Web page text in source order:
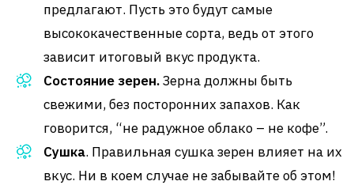
предлагают. Пусть это будут самые
высококачественные сорта, ведь от этого
зависит итоговый вкус продукта.
Состояние зерен.Зерна должны быть
свежими, без посторонних запахов. Как
говорится, “не радужное облако – не кофе”.
Сушка. Правильная сушка зерен влияет на их
вкус. Ни в коем случае не забывайте об этом!